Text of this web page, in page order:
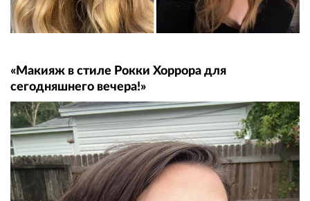
«Макияж в стиле Рокки Хоррора для
сегодняшнего вечера!»